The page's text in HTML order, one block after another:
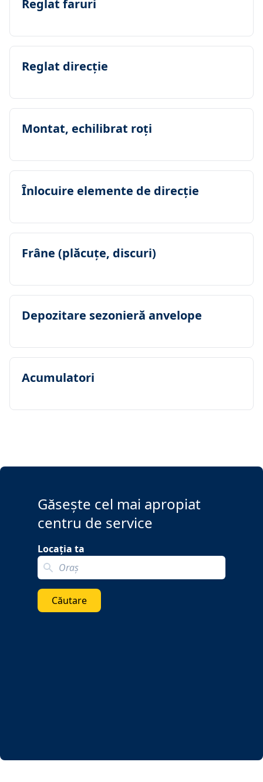
Reglat faruri
Reglat direcţie
Montat, echilibrat roţi
Înlocuire elemente de direcţie
Frâne (plăcuţe, discuri)
Depozitare sezonieră anvelope
Acumulatori
Găsește cel mai apropiat
centru de service
Locația ta
Search localization
Căutare